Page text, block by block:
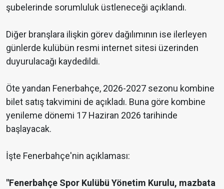
şubelerinde sorumluluk üstleneceği açıklandı.
Diğer branşlara ilişkin görev dağılımının ise ilerleyen
günlerde kulübün resmi internet sitesi üzerinden
duyurulacağı kaydedildi.
Öte yandan Fenerbahçe, 2026-2027 sezonu kombine
bilet satış takvimini de açıkladı. Buna göre kombine
yenileme dönemi 17 Haziran 2026 tarihinde
başlayacak.
İşte Fenerbahçe'nin açıklaması:
"Fenerbahçe Spor Kulübü Yönetim Kurulu, mazbata